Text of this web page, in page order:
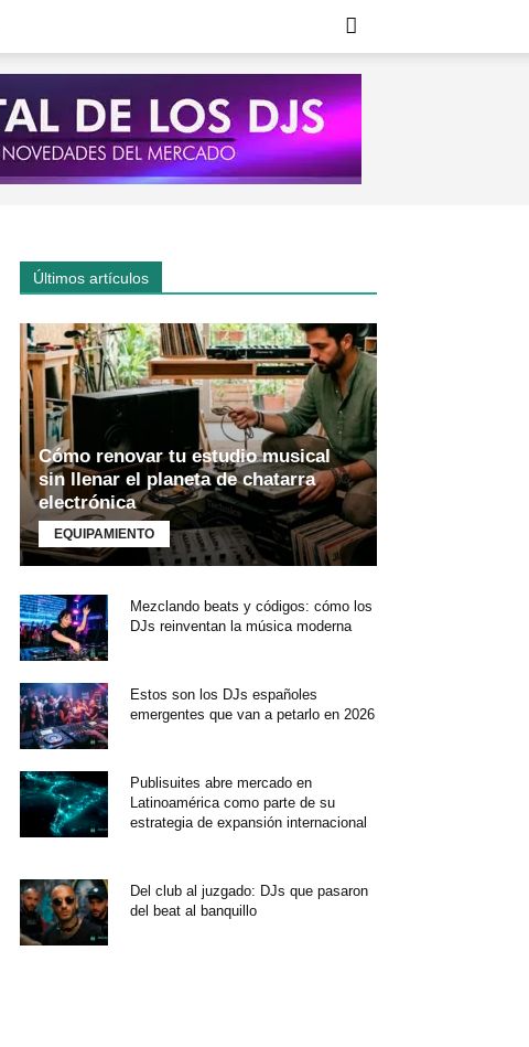
Últimos artículos
Cómo renovar tu estudio musical
sin llenar el planeta de chatarra
electrónica
EQUIPAMIENTO
Mezclando beats y códigos: cómo los
DJs reinventan la música moderna
Estos son los DJs españoles
emergentes que van a petarlo en 2026
Publisuites abre mercado en
Latinoamérica como parte de su
estrategia de expansión internacional
Del club al juzgado: DJs que pasaron
del beat al banquillo